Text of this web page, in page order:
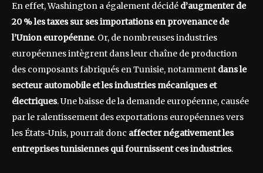
En effet, Washington a également décidé d’augmenter de
20 % les taxes sur ses importations en provenance de
l’Union européenne. Or, de nombreuses industries
européennes intègrent dans leur chaîne de production
des composants fabriqués en Tunisie, notamment dans le
secteur automobile et les industries mécaniques et
électriques. Une baisse de la demande européenne, causée
par le ralentissement des exportations européennes vers
les États-Unis, pourrait donc affecter négativement les
entreprises tunisiennes qui fournissent ces industries.